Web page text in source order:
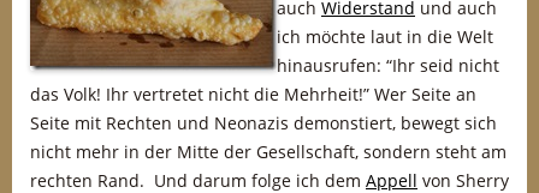
auch Widerstand und auch
ich möchte laut in die Welt
hinausrufen: “Ihr seid nicht
das Volk! Ihr vertretet nicht die Mehrheit!” Wer Seite an
Seite mit Rechten und Neonazis demonstiert, bewegt sich
nicht mehr in der Mitte der Gesellschaft, sondern steht am
rechten Rand. Und darum folge ich dem Appell von Sherry